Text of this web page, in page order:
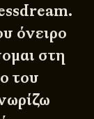
όνειρο
στη
του